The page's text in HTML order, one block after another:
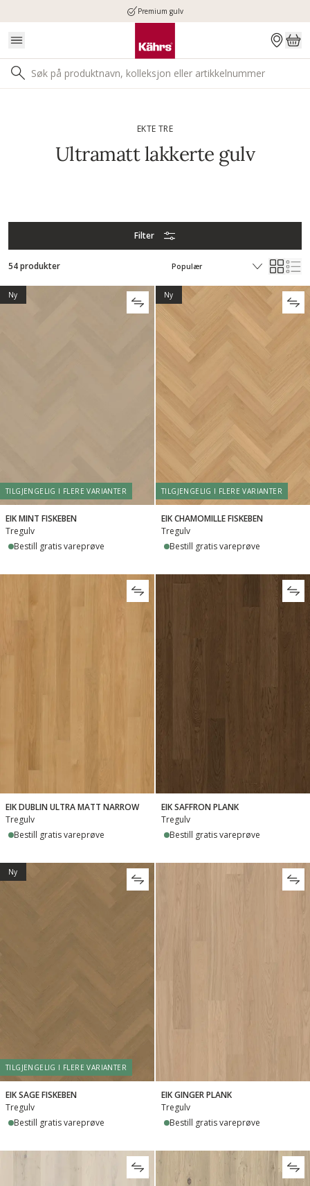
Premium gulv
EKTE TRE
Ultramatt lakkerte gulv
Filter
54 produkter
Ny
TILGJENGELIG I FLERE VARIANTER
EIK MINT FISKEBEN
Tregulv
Bestill gratis vareprøve
Ny
TILGJENGELIG I FLERE VARIANTER
EIK CHAMOMILLE FISKEBEN
Tregulv
Bestill gratis vareprøve
EIK DUBLIN ULTRA MATT NARROW
Tregulv
Bestill gratis vareprøve
EIK SAFFRON PLANK
Tregulv
Bestill gratis vareprøve
Ny
TILGJENGELIG I FLERE VARIANTER
EIK SAGE FISKEBEN
Tregulv
Bestill gratis vareprøve
EIK GINGER PLANK
Tregulv
Bestill gratis vareprøve